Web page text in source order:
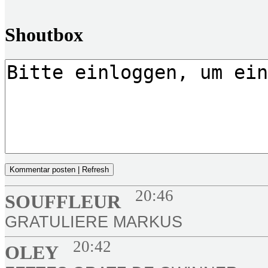
Shoutbox
Kommentar posten | Refresh
SOUFFLEUR
20:46
GRATULIERE MARKUS
OLEY
20:42